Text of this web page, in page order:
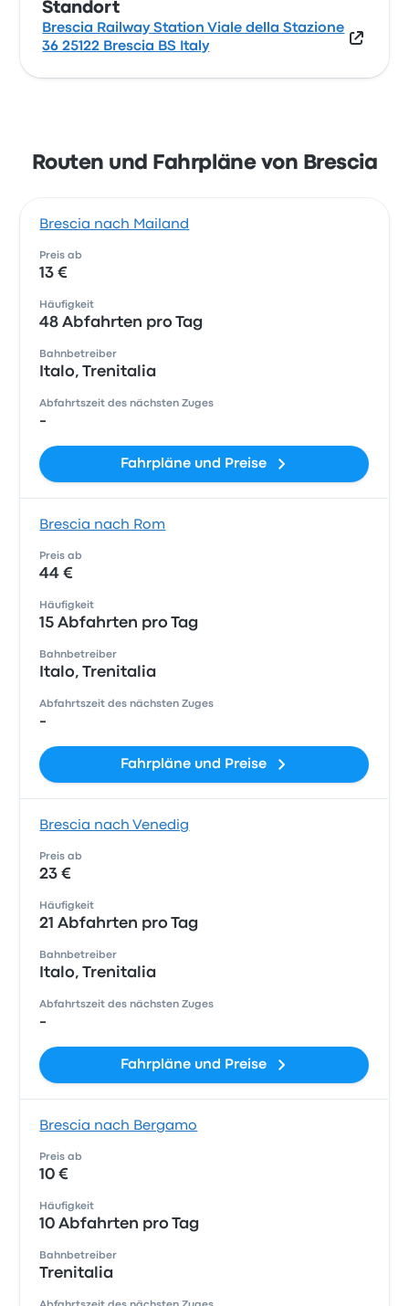
Standort
Brescia Railway Station Viale della Stazione
36 25122 Brescia BS Italy
Routen und Fahrpläne von Brescia
Brescia nach Mailand
Preis ab
13 €
Häufigkeit
48 Abfahrten pro Tag
Bahnbetreiber
Italo, Trenitalia
Abfahrtszeit des nächsten Zuges
-
Fahrpläne und Preise
Brescia nach Rom
Preis ab
44 €
Häufigkeit
15 Abfahrten pro Tag
Bahnbetreiber
Italo, Trenitalia
Abfahrtszeit des nächsten Zuges
-
Fahrpläne und Preise
Brescia nach Venedig
Preis ab
23 €
Häufigkeit
21 Abfahrten pro Tag
Bahnbetreiber
Italo, Trenitalia
Abfahrtszeit des nächsten Zuges
-
Fahrpläne und Preise
Brescia nach Bergamo
Preis ab
10 €
Häufigkeit
10 Abfahrten pro Tag
Bahnbetreiber
Trenitalia